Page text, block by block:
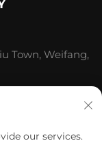
Town, Weifang,
our services.